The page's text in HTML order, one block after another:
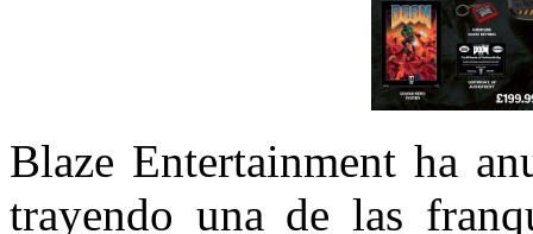
Blaze Entertainment ha
trayendo una de las